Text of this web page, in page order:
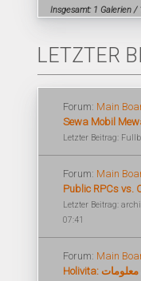
Insgesamt: 1 Galerien /
LETZTER
Forum: Main
Sewa Mobil
Letzter Beitrag:
Forum: Main
Public RPCs vs.
Letzter Beitrag:
07:41
Forum: Main